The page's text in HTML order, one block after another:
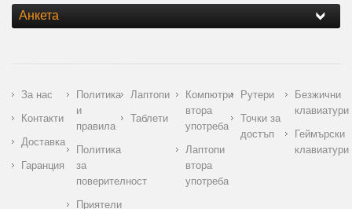
Анкета
За нас
Контакти
Доставка
Гаранция
Политика
и
правила
Политика
за
поверителност
Приятели
Лаптопи
Таблети
Компютри
втора
употреба
Лаптопи
втора
употреба
Рутери
Точки за
достъп
Безжични
клавиатури
Геймърски
клавиатури